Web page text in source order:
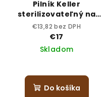
Pilník Keller
sterilizovateľný na
nechty – pevný
€13,82 bez DPH
€17
Skladom
Do košíka